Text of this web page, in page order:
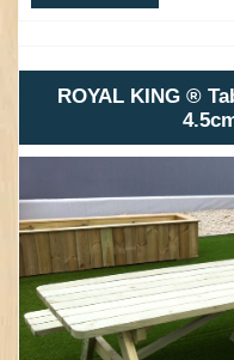
ROYAL KING ®